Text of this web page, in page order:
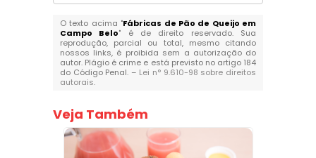
O texto acima "Fábricas de Pão de Queijo em
Campo Belo" é de direito reservado. Sua
reprodução, parcial ou total, mesmo citando
nossos links, é proibida sem a autorização do
autor. Plágio é crime e está previsto no artigo 184
do Código Penal. – Lei n° 9.610-98 sobre direitos
autorais.
Veja Também